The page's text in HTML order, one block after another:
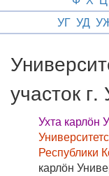
УГ УД
участок г.
Ухта карлӧн
Республики
карлӧн